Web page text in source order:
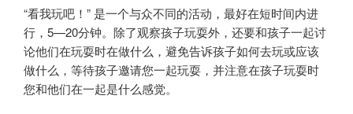
“看我玩吧！” 是一个与众不同的活动，最好在短时间内进
行，5—20分钟。除了观察孩子玩耍外，还要和孩子一起讨
论他们在玩耍时在做什么，避免告诉孩子如何去玩或应该
做什么，等待孩子邀请您一起玩耍，并注意在孩子玩耍时
您和他们在一起是什么感觉。